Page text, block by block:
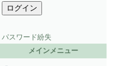
パスワード紛失
メインメニュー